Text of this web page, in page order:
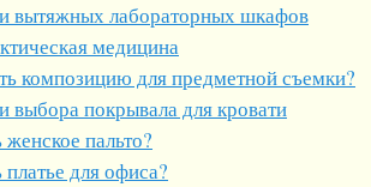
вытяжных лабораторных шкафов
медицина
композицию для предметной съемки?
выбора покрывала для кровати
пальто?
для офиса?